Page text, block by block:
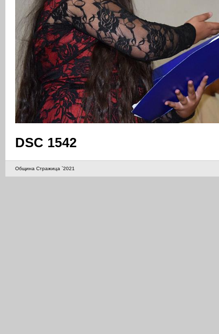
DSC 1542
Община Стражица `2021